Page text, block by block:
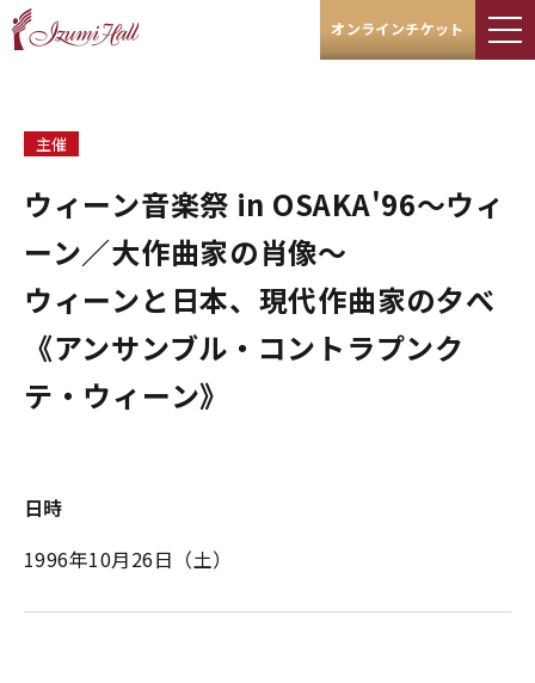
オンラインチケット
主催
ウィーン音楽祭 in OSAKA'96～ウィ
ーン／大作曲家の肖像～
ウィーンと日本、現代作曲家の夕べ
《アンサンブル・コントラプンク
テ・ウィーン》
日時
1996年10月26日（土）